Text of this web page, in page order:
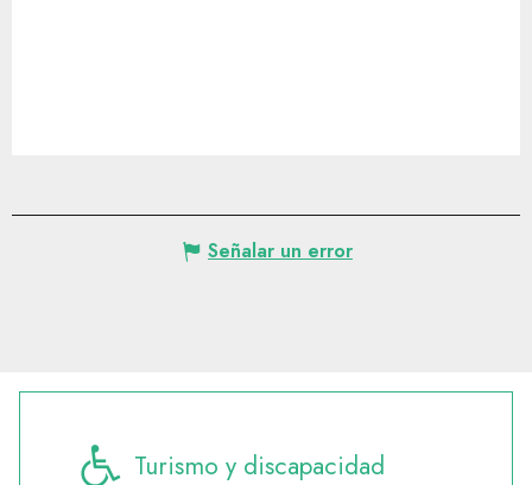
Señalar un error
Turismo y discapacidad